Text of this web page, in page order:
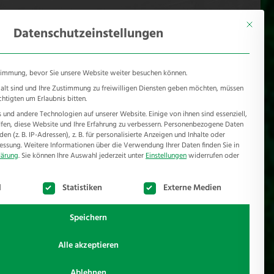
REFERENZEN JOBS NEWSROOM
System an. Wählen Sie zwischen einer
Mit
Datenschutzeinstellungen
bevor Sie unsere Website weiter besuchen können.
alt sind und Ihre Zustimmung zu freiwilligen Diensten geben möchten, müssen
um Erlaubnis bitten.
andere Technologien auf unserer Website. Einige von ihnen sind essenziell,
diese Website und Ihre Erfahrung zu verbessern. Personenbezogene Daten
(z. B. IP-Adressen), z. B. für personalisierte Anzeigen und Inhalte oder
Weitere Informationen über die Verwendung Ihrer Daten finden Sie in
. Sie können Ihre Auswahl jederzeit unterEinstellungenwiderrufen oder
der Service-Gruppen, für die eine Einwilligung erteilt werden
Statistiken Externe Medien
Speichern
Alle akzeptieren